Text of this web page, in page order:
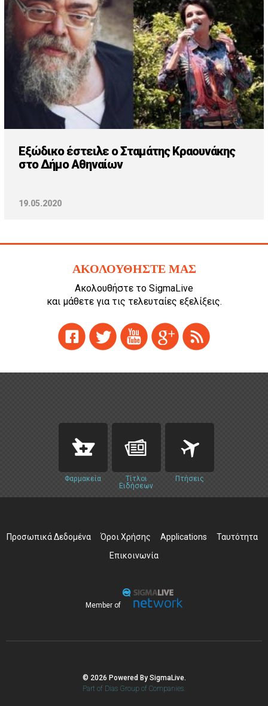
Εξώδικο έστειλε ο Σταμάτης Κραουνάκης
στο Δήμο Αθηναίων
19.05.2020
ΑΚΟΛΟΥΘΗΣΤΕ ΜΑΣ
Ακολουθήστε το SigmaLive
και μάθετε για τις τελευταίες εξελίξεις.
Φαρμακεία
Τίτλοι
Ειδήσεων
Πτήσεις
Προσωπικά Δεδομένα Όροι Χρήσης Applications
Ταυτότητα
Επικοινωνία
Member of
© 2026 Powered By SigmaLive.
Part of Dias Group of Companies.